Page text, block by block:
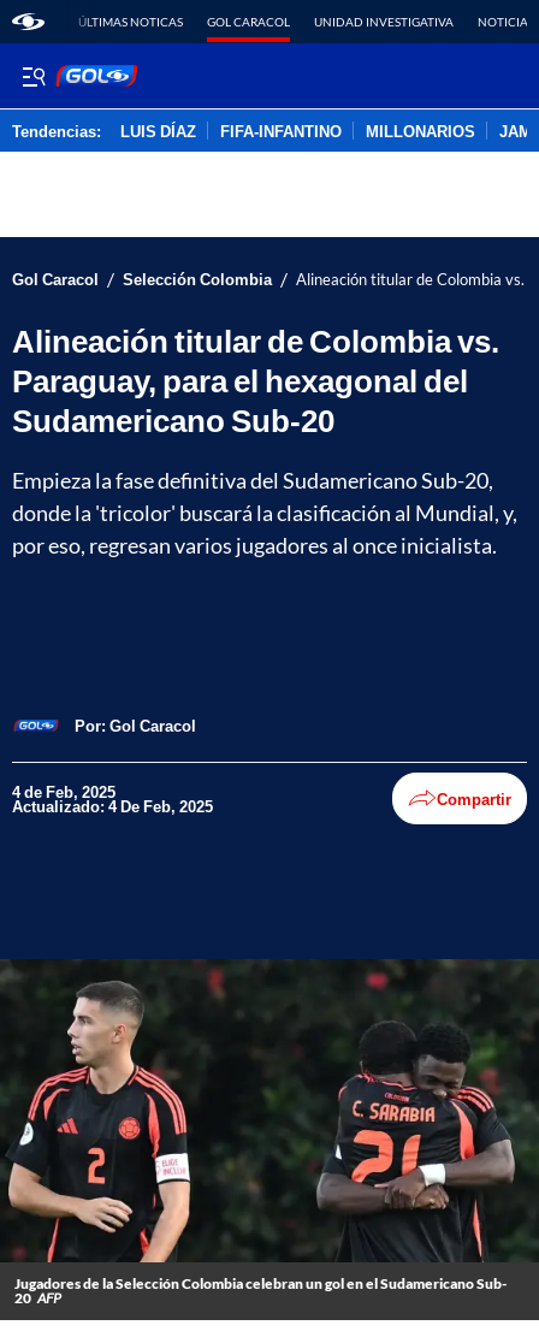
ÚLTIMAS NOTICAS GOL CARACOL UNIDAD INVESTIGATIVA NOTICIAS
Tendencias: LUIS DÍAZ FIFA-INFANTINO MILLONARIOS
Gol Caracol / Selección Colombia / Alineación titular de Colombia vs.
Alineación titular de Colombia vs.
Paraguay, para el hexagonal del
Sudamericano Sub-20
Empieza la fase definitiva del Sudamericano Sub-20,
donde la 'tricolor' buscará la clasificación al Mundial, y,
por eso, regresan varios jugadores al once inicialista.
Por: Gol Caracol
4 de Feb, 2025
Actualizado: 4 De Feb, 2025 Compartir
Jugadores de la Selección Colombia celebran un gol en el Sudamericano Sub-
20 AFP